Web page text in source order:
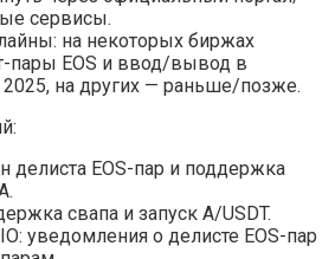
сервисы.
на некоторых биржах
пары EOS и ввод/вывод в
на других — раньше/позже.
делиста EOS-пар и поддержка
свапа и запуск A/USDT.
уведомления о делисте EOS-пар